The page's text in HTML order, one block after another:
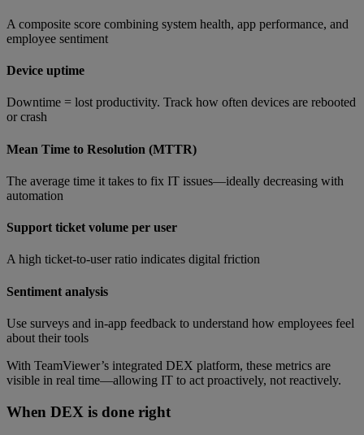
A composite score combining system health, app performance, and
employee sentiment
Device uptime
Downtime = lost productivity. Track how often devices are rebooted
or crash
Mean Time to Resolution (MTTR)
The average time it takes to fix IT issues—ideally decreasing with
automation
Support ticket volume per user
A high ticket-to-user ratio indicates digital friction
Sentiment analysis
Use surveys and in-app feedback to understand how employees feel
about their tools
With TeamViewer’s integrated DEX platform, these metrics are
visible in real time—allowing IT to act proactively, not reactively.
When DEX is done right